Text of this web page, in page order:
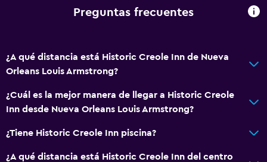
Preguntas frecuentes
¿A qué distancia está Historic Creole Inn de Nueva
Orleans Louis Armstrong?
¿Cuál es la mejor manera de llegar a Historic Creole
Inn desde Nueva Orleans Louis Armstrong?
¿Tiene Historic Creole Inn piscina?
¿A qué distancia está Historic Creole Inn del centro